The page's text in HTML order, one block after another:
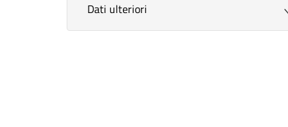
Dati ulteriori